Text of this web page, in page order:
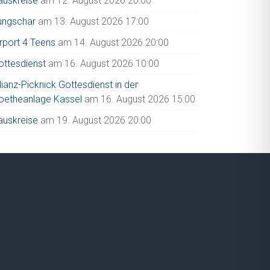
am 13. August 2026 17:00
4 Teens am 14. August 2026 20:00
am 16. August 2026 10:00
Picknick Gottesdienst in der
Kassel am 16. August 2026 15:00
am 19. August 2026 20:00